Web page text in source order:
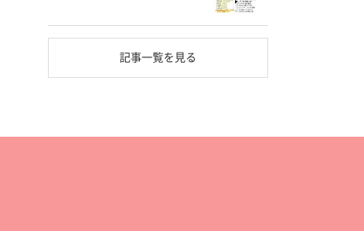
記事一覧を見る